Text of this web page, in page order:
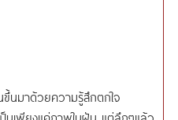
นมาด้วยความรู้สึกตกใจ